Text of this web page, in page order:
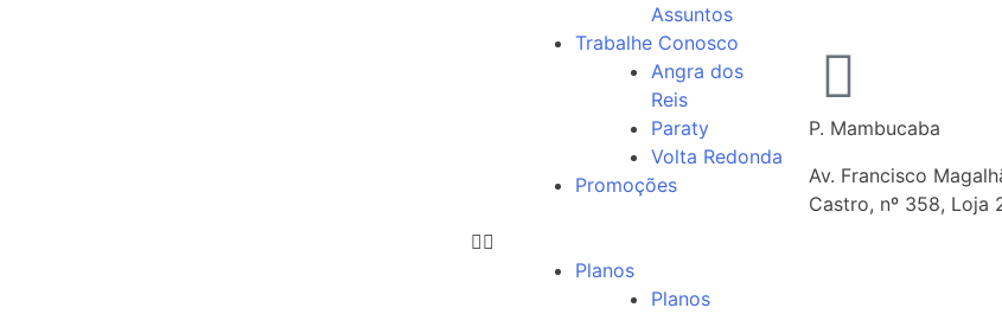
Assuntos
Trabalhe Conosco
Angra dos
Reis
Paraty
Volta Redonda
Promoções
Planos
Planos
P. Mambucaba
Av. Francisco
Castro, nº 358, Loja